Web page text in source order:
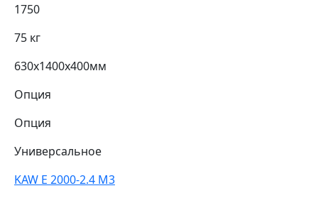
1750
75 кг
630х1400х400мм
Опция
Опция
Универсальное
KAW E 2000-2.4 M3